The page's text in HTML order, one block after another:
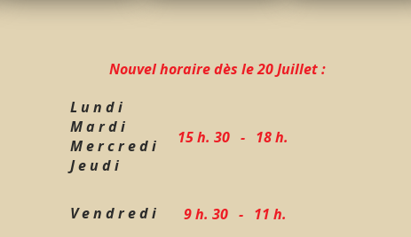
Nouvel horaire dès le 20 Juillet :
L u n d i
M a r d i
M e r c r e d i
J e u d i
15 h. 30 - 18 h.
V e n d r e d i 9 h. 30 - 11 h.